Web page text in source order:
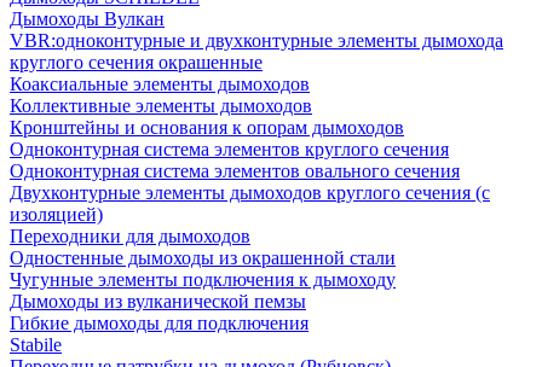
Дымоходы Вулкан
VBR:одноконтурные и двухконтурные элементы дымохода
круглого сечения окрашенные
Коаксиальные элементы дымоходов
Коллективные элементы дымоходов
Кронштейны и основания к опорам дымоходов
Одноконтурная система элементов круглого сечения
Одноконтурная система элементов овального сечения
Двухконтурные элементы дымоходов круглого сечения (с
изоляцией)
Переходники для дымоходов
Одностенные дымоходы из окрашенной стали
Чугунные элементы подключения к дымоходу
Дымоходы из вулканической пемзы
Гибкие дымоходы для подключения
Stabile